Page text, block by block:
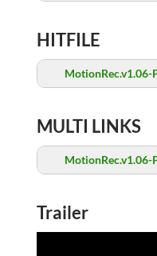
HITFILE
MotionRec.v1.06-
MULTI LINKS
MotionRec.v1.06-
Trailer